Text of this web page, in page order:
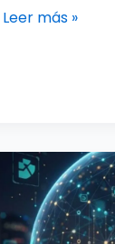
Leer más »
¿Cuánto
cuesta
posicionar
una